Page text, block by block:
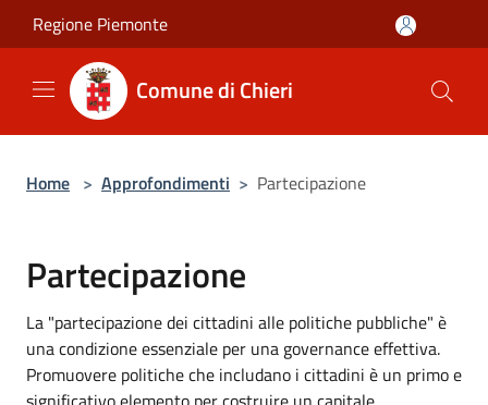
Salta al contenuto principale
Regione Piemonte
Comune di Chieri
Home > Approfondimenti > Partecipazione
Partecipazione
La "partecipazione dei cittadini alle politiche pubbliche" è
una condizione essenziale per una governance effettiva.
Promuovere politiche che includano i cittadini è un primo e